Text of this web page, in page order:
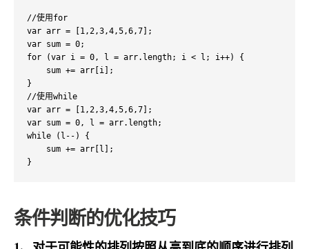
//使用for
var arr = [1,2,3,4,5,6,7];
var sum = 0;
for (var i = 0, l = arr.length; i < l; i++) {
    sum += arr[i];
}
//使用while
var arr = [1,2,3,4,5,6,7];
var sum = 0, l = arr.length;
while (l--) {
    sum += arr[l];
}
条件判断的优化技巧